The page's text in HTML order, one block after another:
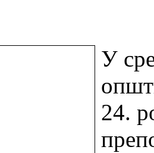
У
24.